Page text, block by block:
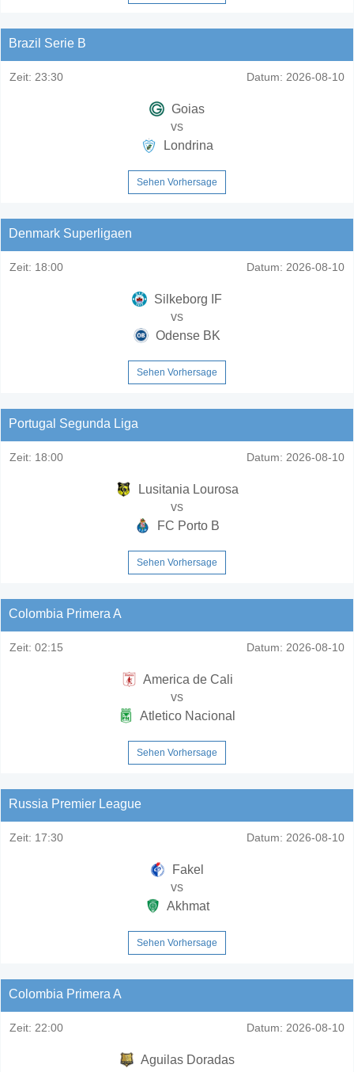
Brazil Serie B
Zeit: 23:30 Datum: 2026-08-10
Goias
vs
Londrina
Sehen Vorhersage
Denmark Superligaen
Zeit: 18:00 Datum: 2026-08-10
Silkeborg IF
vs
Odense BK
Sehen Vorhersage
Portugal Segunda Liga
Zeit: 18:00 Datum: 2026-08-10
Lusitania Lourosa
vs
FC Porto B
Sehen Vorhersage
Colombia Primera A
Zeit: 02:15 Datum: 2026-08-10
America de Cali
vs
Atletico Nacional
Sehen Vorhersage
Russia Premier League
Zeit: 17:30 Datum: 2026-08-10
Fakel
vs
Akhmat
Sehen Vorhersage
Colombia Primera A
Zeit: 22:00 Datum: 2026-08-10
Aguilas Doradas